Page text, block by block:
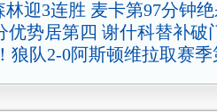
迎3连胜 麦卡第97分钟
优势居第四 谢什科替补破
狼队2-0阿斯顿维拉取赛季